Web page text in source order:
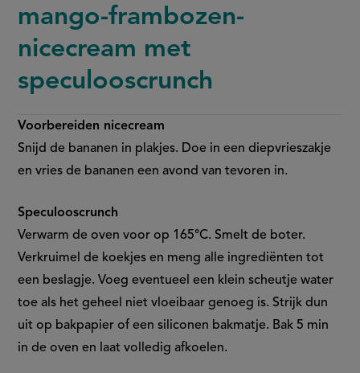
mango-frambozen-
nicecream met
speculooscrunch
Voorbereiden nicecream
Snijd de bananen in plakjes. Doe in een diepvrieszakje
en vries de bananen een avond van tevoren in.
Speculooscrunch
Verwarm de oven voor op 165°C. Smelt de boter.
Verkruimel de koekjes en meng alle ingrediënten tot
een beslagje. Voeg eventueel een klein scheutje water
toe als het geheel niet vloeibaar genoeg is. Strijk dun
uit op bakpapier of een siliconen bakmatje. Bak 5 min
in de oven en laat volledig afkoelen.